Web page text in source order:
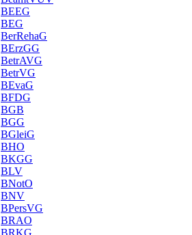
BEEG
BEG
BerRehaG
BErzGG
BetrAVG
BetrVG
BEvaG
BFDG
BGB
BGG
BGleiG
BHO
BKGG
BLV
BNotO
BNV
BPersVG
BRAO
BRKG